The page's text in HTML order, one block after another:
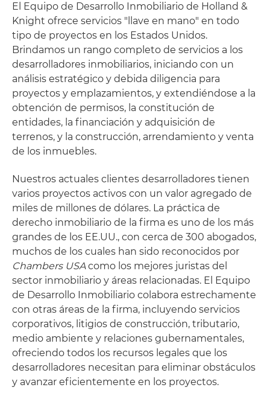
El Equipo de Desarrollo Inmobiliario de Holland &
Knight ofrece servicios "llave en mano" en todo
tipo de proyectos en los Estados Unidos.
Brindamos un rango completo de servicios a los
desarrolladores inmobiliarios, iniciando con un
análisis estratégico y debida diligencia para
proyectos y emplazamientos, y extendiéndose a la
obtención de permisos, la constitución de
entidades, la financiación y adquisición de
terrenos, y la construcción, arrendamiento y venta
de los inmuebles.
Nuestros actuales clientes desarrolladores tienen
varios proyectos activos con un valor agregado de
miles de millones de dólares. La práctica de
derecho inmobiliario de la firma es uno de los más
grandes de los EE.UU., con cerca de 300 abogados,
muchos de los cuales han sido reconocidos por
Chambers USAcomo los mejores juristas del
sector inmobiliario y áreas relacionadas. El Equipo
de Desarrollo Inmobiliario colabora estrechamente
con otras áreas de la firma, incluyendo servicios
corporativos, litigios de construcción, tributario,
medio ambiente y relaciones gubernamentales,
ofreciendo todos los recursos legales que los
desarrolladores necesitan para eliminar obstáculos
y avanzar eficientemente en los proyectos.